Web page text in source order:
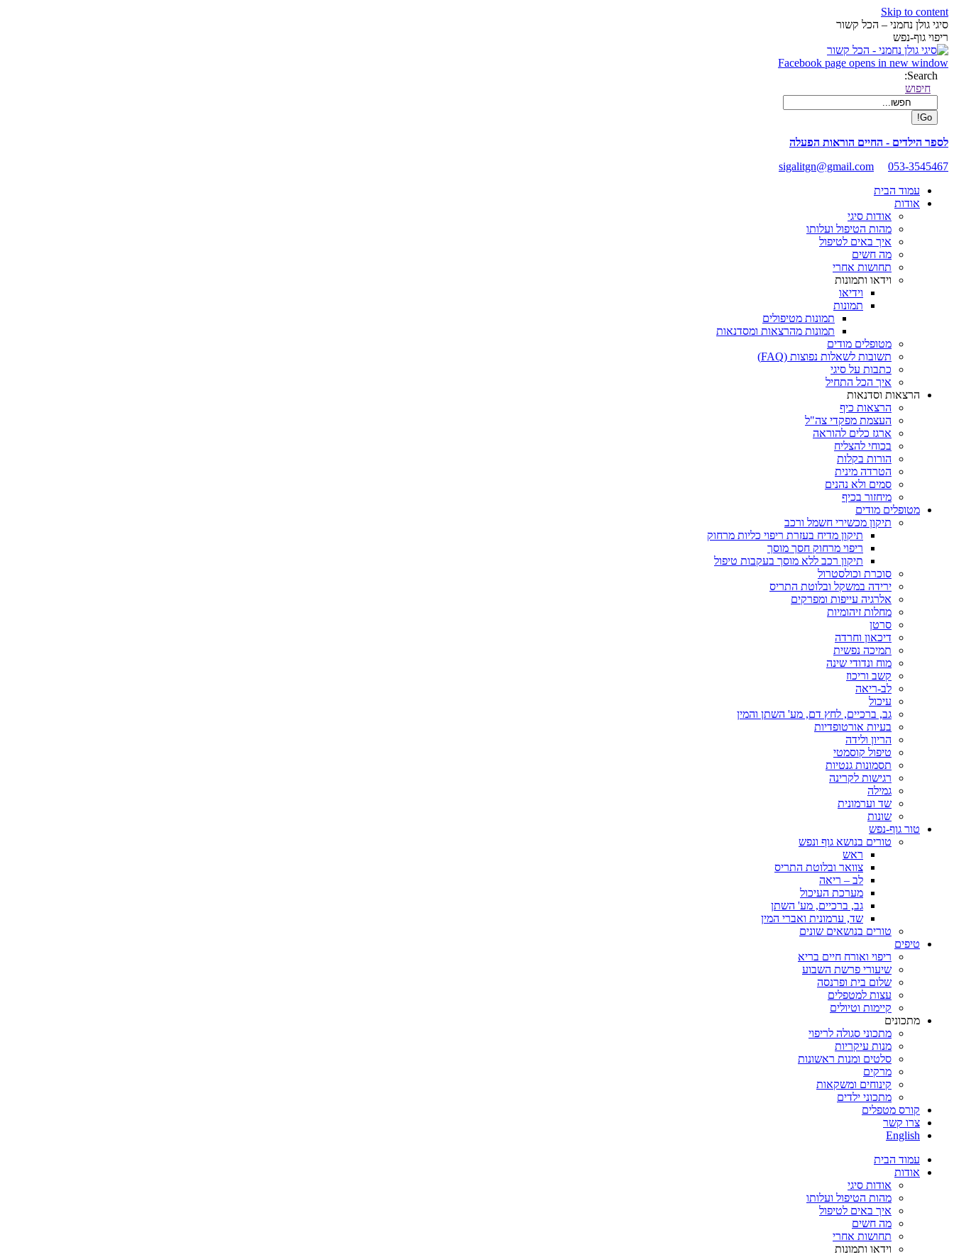
Skip to content
סיגי גולן נחמני – הכל קשור
ריפוי גוף-נפש
Facebook page opens in new window
Search:
חיפוש
לספר הילדים - החיים הוראות הפעלה
sigalitgn@gmail.com
053-3545467
עמוד הבית
אודות
אודות סיגי
מהות הטיפול ועלותו
איך באים לטיפול
מה חשים
תחושות אחרי
וידאו ותמונות
וידיאו
תמונות
תמונות מטיפולים
תמונות מהרצאות ומסדנאות
מטופלים מודים
תשובות לשאלות נפוצות (FAQ)
כתבות על סיגי
איך הכל התחיל
הרצאות וסדנאות
הרצאות כיף
העצמת מפקדי צה"ל
ארגז כלים להוראה
בכוחי להצליח
הורות בקלות
הטרדה מינית
סמים ולא נהנים
מיחזור בכיף
מטופלים מודים
תיקון מכשירי חשמל ורכב
תיקון מדיח בעזרת ריפוי כליות מרחוק
ריפוי מרחוק חסך מוסך
תיקון רכב ללא מוסך בעקבות טיפול
סוכרת וכולסטרול
ירידה במשקל ובלוטת התריס
אלרגיה עייפות ומפרקים
מחלות זיהומיות
סרטן
דיכאון וחרדה
תמיכה נפשית
מוח ונדודי שינה
קשב וריכוז
לב-ריאה
עיכול
גב, ברכיים, לחץ דם, מע' השתן והמין
בעיות אורטופדיות
הריון ולידה
טיפול קוסמטי
תסמונות גנטיות
רגישות לקרינה
גמילה
שד וערמונית
שונות
טור גוף-נפש
טורים בנושא גוף ונפש
ראש
צוואר ובלוטת התריס
לב – ריאה
מערכת העיכול
גב, ברכיים, מע' השתן
שד, ערמונית ואברי המין
טורים בנושאים שונים
טיפים
ריפוי ואורח חיים בריא
שיעורי פרשת השבוע
שלום בית ופרנסה
עצות למטפלים
קיימות וטיולים
מתכונים
מתכוני סגולה לריפוי
מנות עיקריות
סלטים ומנות ראשונות
מרקים
קינוחים ומשקאות
מתכוני ילדים
קורס מטפלים
צרו קשר
English
עמוד הבית
אודות
אודות סיגי
מהות הטיפול ועלותו
איך באים לטיפול
מה חשים
תחושות אחרי
וידאו ותמונות